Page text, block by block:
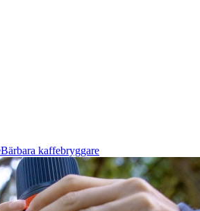
Bärbara kaffebryggare